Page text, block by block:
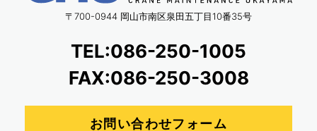
〒700-0944 岡山市南区泉田五丁目10番35号
TEL:086-250-1005
FAX:086-250-3008
お問い合わせフォーム